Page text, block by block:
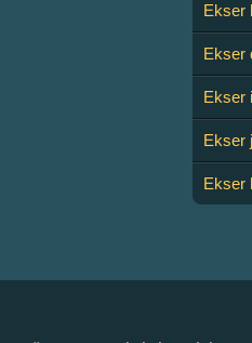
Ekser
Ekser
Ekser
Ekser
Ekser